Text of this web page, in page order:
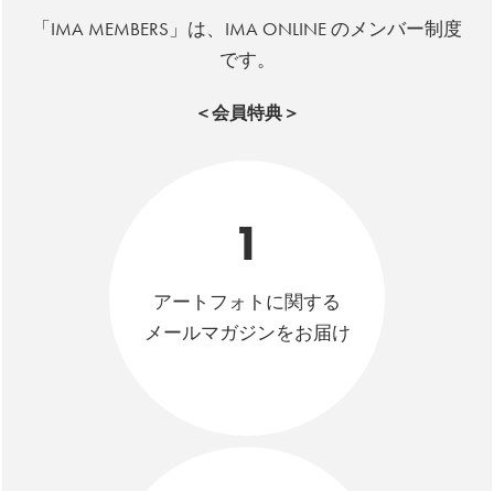
「IMA MEMBERS」は、IMA ONLINE のメンバー制度
です。
＜会員特典＞
1
アートフォトに関する
メールマガジンをお届け